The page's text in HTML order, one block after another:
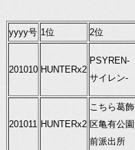
yyyy号 1位 2位
201010 HUNTERx2
PSYREN-
サイレン-
201011 HUNTERx2
こちら葛飾
区亀有公園
前派出所